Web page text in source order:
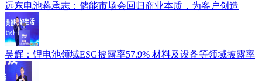
远东电池蒋承志：储能市场会回归商业本质，为客户创造
吴辉：锂电池领域ESG披露率57.9% 材料及设备等领域披露率